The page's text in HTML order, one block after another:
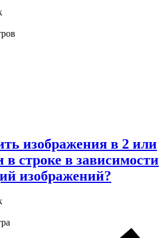
изображения в 2 или
в строке в зависимости
изображений?